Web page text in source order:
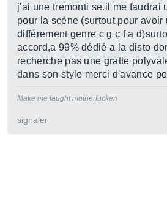
j'ai une tremonti se.il me faudrai
pour la scène (surtout pour avoir
différement genre c g c f a
accord,a 99% dédié a la disto
recherche pas une gratte
dans son style merci d'avance
Make me laught motherfucker!
signaler